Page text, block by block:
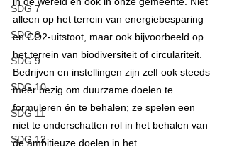
SDG 7
SDG 8
SDG 9
SDG 10
SDG 11
SDG 12
alleen op het terrein van energiebesparing
en CO2-uitstoot, maar ook bijvoorbeeld op
het terrein van biodiversiteit of circulariteit.
Bedrijven en instellingen zijn zelf ook steeds
meer bezig om duurzame doelen te
formuleren én te behalen; ze spelen een
niet te onderschatten rol in het behalen van
de ambitieuze doelen in het